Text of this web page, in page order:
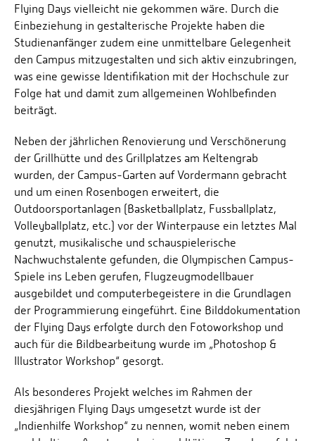
Flying Days vielleicht nie gekommen wäre. Durch die
Einbeziehung in gestalterische Projekte haben die
Studienanfänger zudem eine unmittelbare Gelegenheit
den Campus mitzugestalten und sich aktiv einzubringen,
was eine gewisse Identifikation mit der Hochschule zur
Folge hat und damit zum allgemeinen Wohlbefinden
beiträgt.
Neben der jährlichen Renovierung und Verschönerung
der Grillhütte und des Grillplatzes am Keltengrab
wurden, der Campus-Garten auf Vordermann gebracht
und um einen Rosenbogen erweitert, die
Outdoorsportanlagen (Basketballplatz, Fussballplatz,
Volleyballplatz, etc.) vor der Winterpause ein letztes Mal
genutzt, musikalische und schauspielerische
Nachwuchstalente gefunden, die Olympischen Campus-
Spiele ins Leben gerufen, Flugzeugmodellbauer
ausgebildet und computerbegeistere in die Grundlagen
der Programmierung eingeführt. Eine Bilddokumentation
der Flying Days erfolgte durch den Fotoworkshop und
auch für die Bildbearbeitung wurde im „Photoshop &
Illustrator Workshop“ gesorgt.
Als besonderes Projekt welches im Rahmen der
diesjährigen Flying Days umgesetzt wurde ist der
„Indienhilfe Workshop“ zu nennen, womit neben einem